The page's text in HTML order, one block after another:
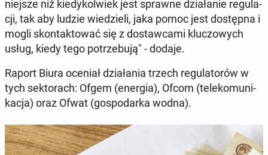
niej­sze niż kie­dy­kol­wiek jest sprawne dzia­ła­nie re­gu­la­
cji, tak aby ludzie wie­dzie­li, jaka pomoc jest do­stęp­na i
mogli skon­tak­to­wać się z do­staw­ca­mi klu­czo­wych
usług, kiedy tego po­trze­bu­ją" - dodaje.
Raport Biura oceniał dzia­ła­nia trzech re­gu­la­to­rów w
tych sek­to­rach: Ofgem (energia), Ofcom (te­le­ko­mu­ni­
ka­cja) oraz Ofwat (go­spo­dar­ka wodna).